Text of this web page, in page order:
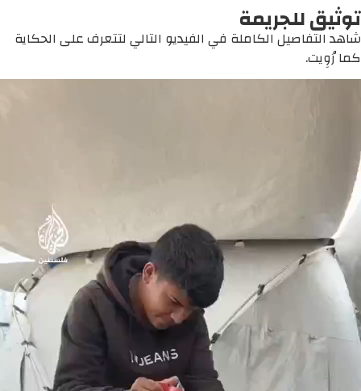
توثيق للجريمة
شاهد التفاصيل الكاملة في الفيديو التالي لتتعرف على الحكاية
كما رُوِيت.